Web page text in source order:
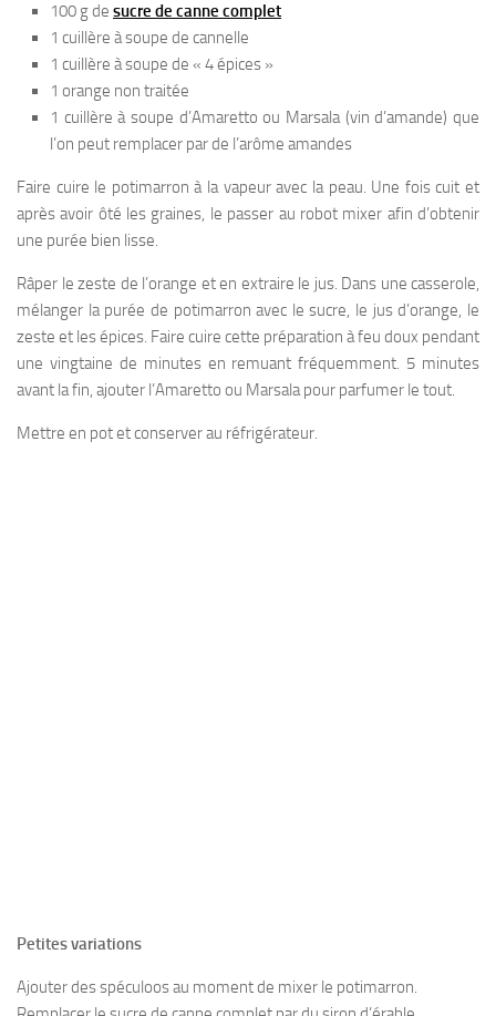
100 g de sucre de canne complet
1 cuillère à soupe de cannelle
1 cuillère à soupe de « 4 épices »
1 orange non traitée
1 cuillère à soupe d’Amaretto ou Marsala (vin d’amande) que
l’on peut remplacer par de l’arôme amandes
Faire cuire le potimarron à la vapeur avec la peau. Une fois cuit et
après avoir ôté les graines, le passer au robot mixer afin d’obtenir
une purée bien lisse.
Râper le zeste de l’orange et en extraire le jus. Dans une casserole,
mélanger la purée de potimarron avec le sucre, le jus d’orange, le
zeste et les épices. Faire cuire cette préparation à feu doux pendant
une vingtaine de minutes en remuant fréquemment. 5 minutes
avant la fin, ajouter l’Amaretto ou Marsala pour parfumer le tout.
Mettre en pot et conserver au réfrigérateur.
Petites variations
Ajouter des spéculoos au moment de mixer le potimarron.